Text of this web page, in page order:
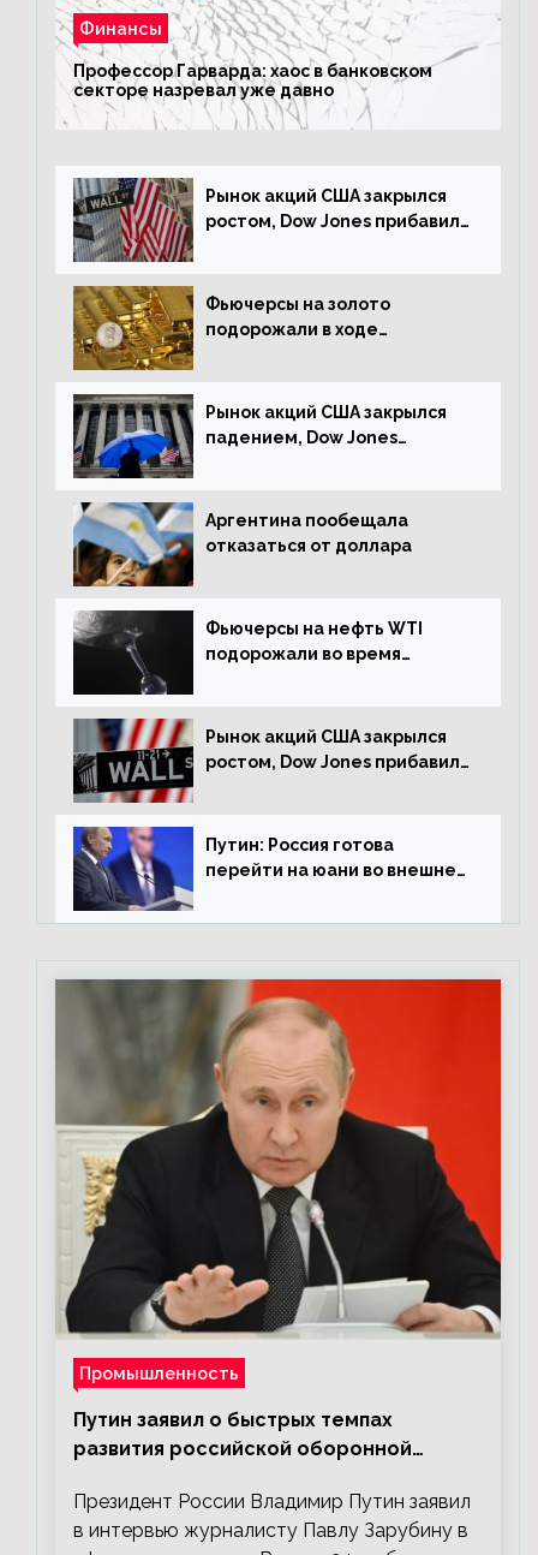
Финансы
Профессор Гарварда: хаос в банковском
секторе назревал уже давно
Рынок акций США закрылся
ростом, Dow Jones прибавил
Фьючерсы на золото
подорожали в ходе
Рынок акций США закрылся
падением, Dow Jones
Аргентина пообещала
отказаться от доллара
Фьючерсы на нефть WTI
подорожали во время
Рынок акций США закрылся
ростом, Dow Jones прибавил
Путин: Россия готова
перейти на юани во внешней
Промышленность
Путин заявил о быстрых темпах
развития российской оборонной
Президент России Владимир Путин заявил
в интервью журналисту Павлу Зарубину в